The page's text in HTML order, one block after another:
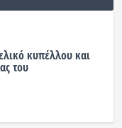
κυπέλλου και
του